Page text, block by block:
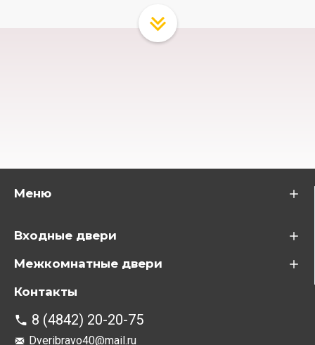
Меню
Входные двери
Межкомнатные двери
Контакты
8 (4842) 20-20-75
Dveribravo40@mail.ru